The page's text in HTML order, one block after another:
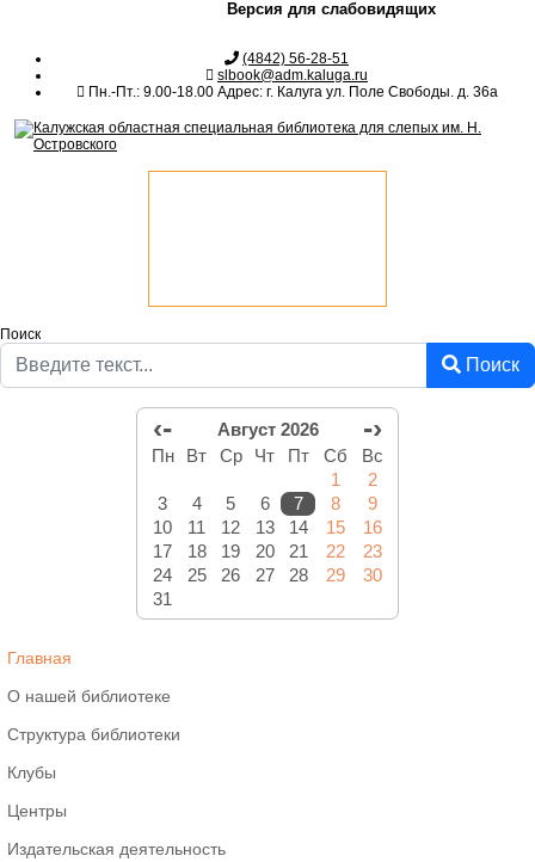
Версия для слабовидящих
(4842) 56-28-51
slbook@adm.kaluga.ru
Пн.-Пт.: 9.00-18.00 Адрес: г. Калуга ул. Поле Свободы. д. 36а
Поиск
Поиск
‹- Август 2026 -›
Пн Вт Ср Чт Пт Сб
Вс
1
2
3
4 5 6 7 8
9
10
11 12 13 14 15
16
17
18 19 20 21 22
23
24
25 26 27 28 29
30
31
Главная
О нашей библиотеке
Структура библиотеки
Клубы
Центры
Издательская деятельность